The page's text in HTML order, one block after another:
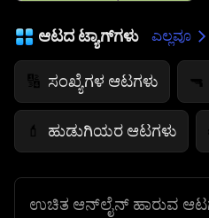
ಆಟದ ಟ್ಯಾಗ್‌ಗಳು ಎಲ್ಲವೂ
🔢 ಸಂಖ್ಯೆಗಳ ಆಟಗಳು 🔫
💄 ಹುಡುಗಿಯರ ಆಟಗಳು
ಉಚಿತ ಆನ್‌ಲೈನ್ ಹಾರುವ